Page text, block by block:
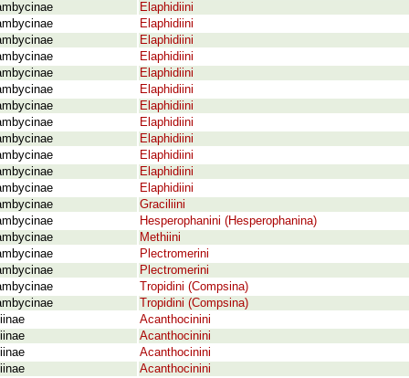
Elaphidiini
Elaphidiini
Elaphidiini
Elaphidiini
Elaphidiini
Elaphidiini
Elaphidiini
Elaphidiini
Elaphidiini
Elaphidiini
Elaphidiini
Elaphidiini
Graciliini
Hesperophanini (Hesperophanina)
Methiini
Plectromerini
Plectromerini
Tropidini (Compsina)
Tropidini (Compsina)
Acanthocinini
Acanthocinini
Acanthocinini
Acanthocinini